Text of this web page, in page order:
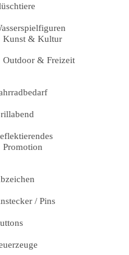
Kunst & Kultur
Outdoor & Freizeit
Promotion
/ Pins